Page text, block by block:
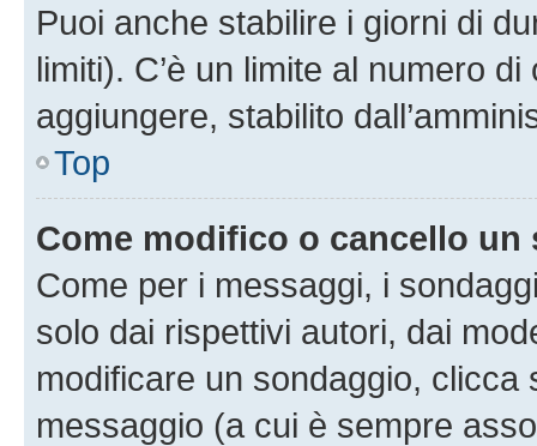
Puoi anche stabilire i giorni di
limiti). C’è un limite al numero
aggiungere, stabilito
Top
Come modifico o cancello un
Come per i messaggi, i
solo dai rispettivi autori, dai
modificare un sondaggio,
messaggio (a cui è sempre